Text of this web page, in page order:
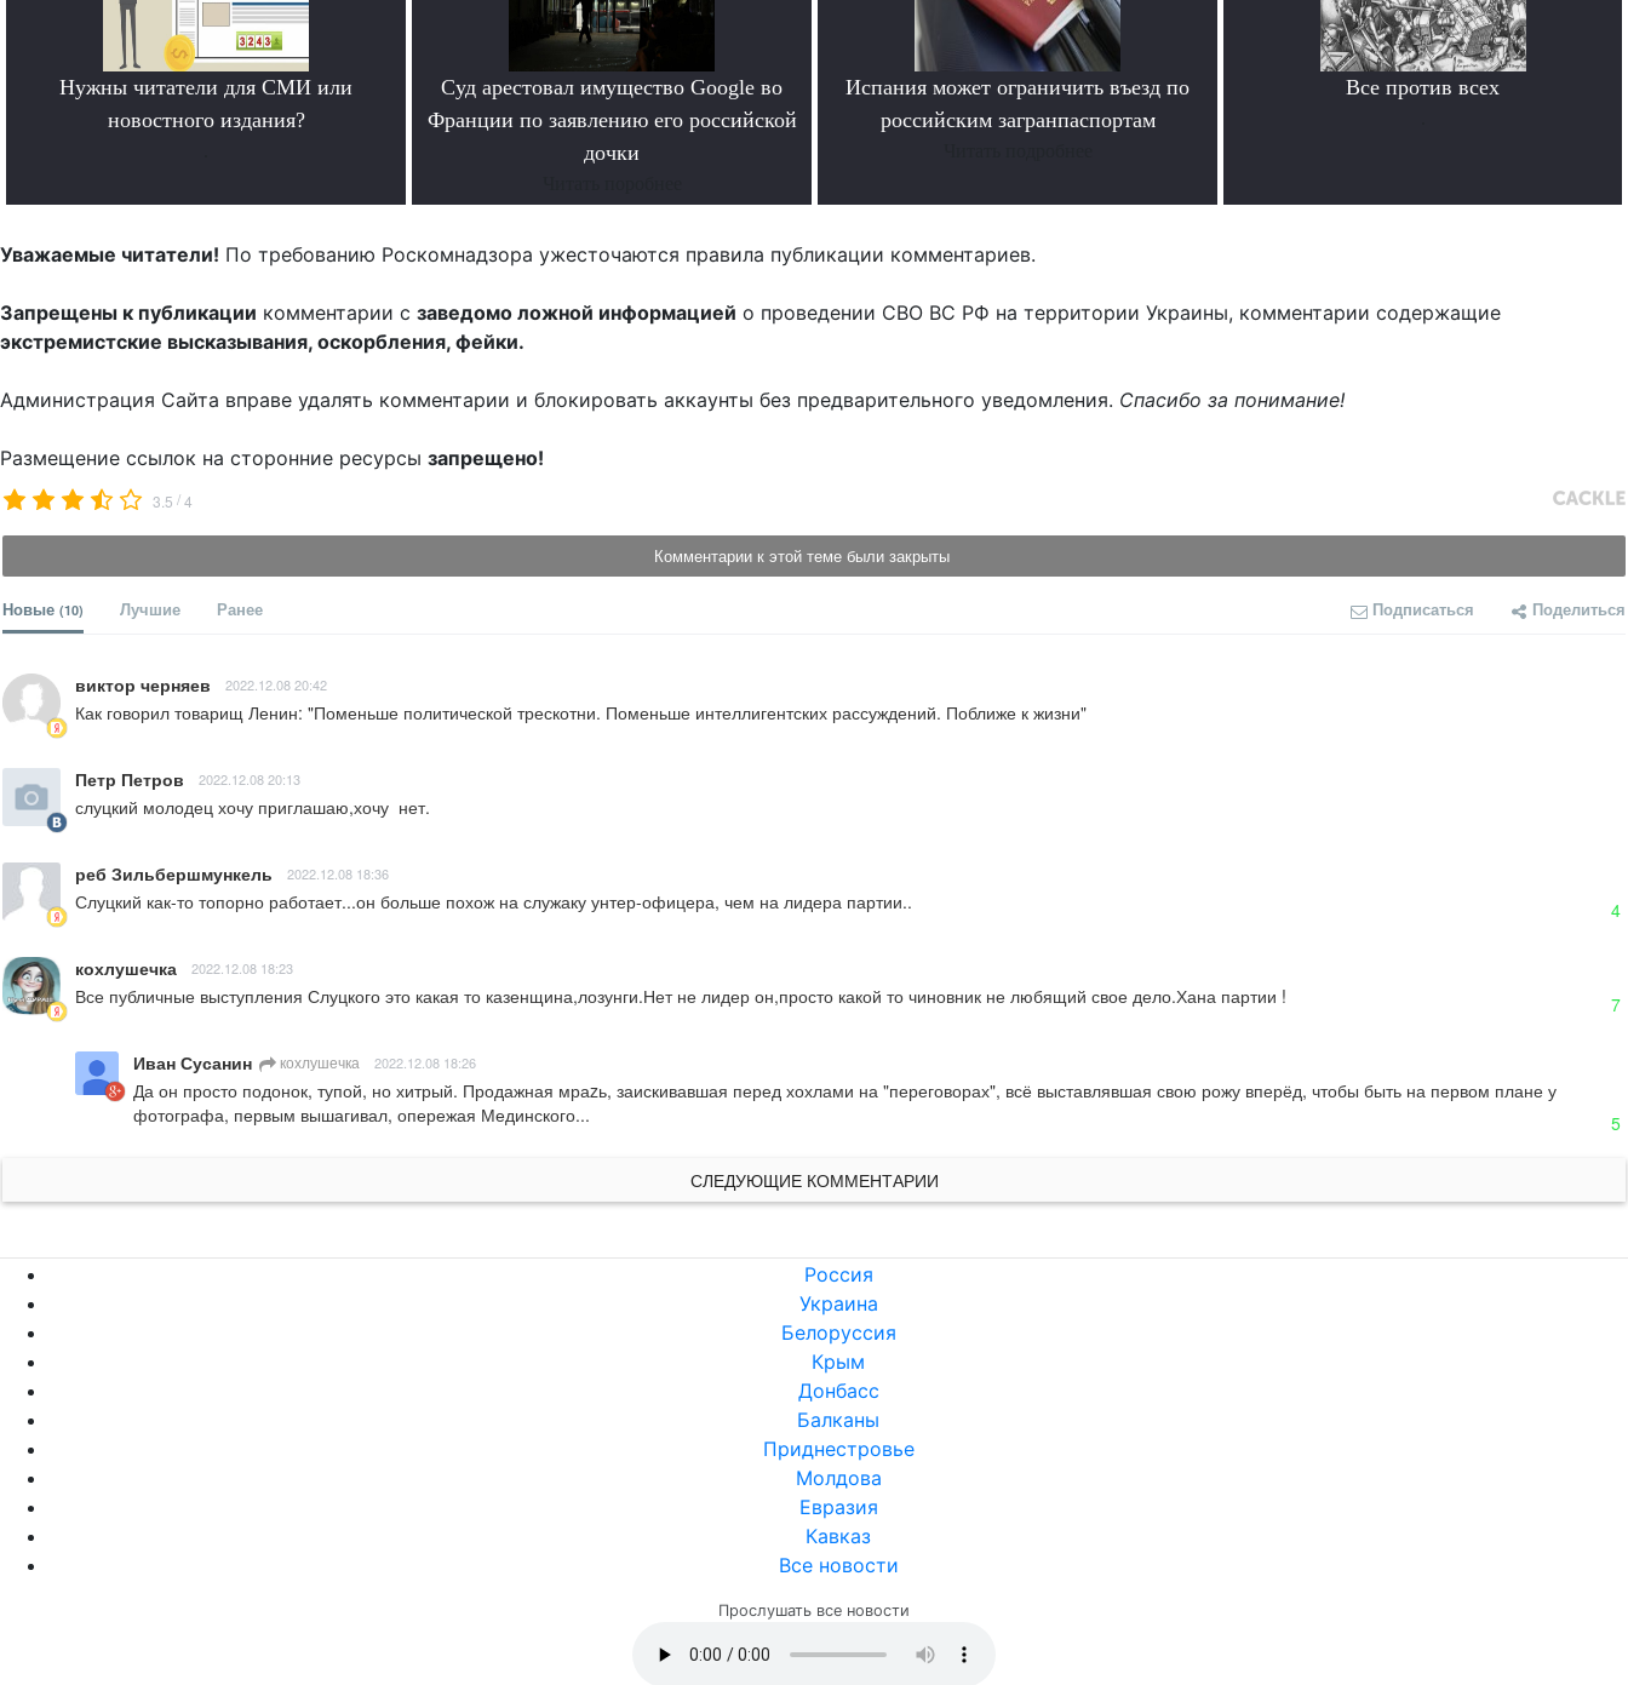
Нужны читатели для СМИ или
новостного издания?
Суд арестовал имущество Google во
Франции по заявлению его российской
дочки
Испания может ограничить въезд по
российским загранпаспортам
Все против всех
Уважаемые читатели! По требованию Роскомнадзора ужесточаются правила публикации комментариев.
Запрещены к публикации комментарии с заведомо ложной информацией о проведении СВО ВС РФ на территории Украины, комментарии содержащие
экстремистские высказывания, оскорбления, фейки.
Администрация Сайта вправе удалять комментарии и блокировать аккаунты без предварительного уведомления. Спасибо за понимание!
Размещение ссылок на сторонние ресурсы запрещено!
3.5 /4
Комментарии к этой теме были закрыты
Новые (10) Лучшие Ранее Подписаться Поделиться
виктор черняев 2022.12.08 20:42
Как говорил товарищ Ленин: "Поменьше политической трескотни. Поменьше интеллигентских рассуждений. Поближе к жизни"
Петр Петров 2022.12.08 20:13
слуцкий молодец хочу приглашаю,хочу  нет.
реб Зильбершмункель 2022.12.08 18:36
Слуцкий как-то топорно работает...он больше похож на служаку унтер-офицера, чем на лидера партии.. 4
кохлушечка 2022.12.08 18:23
Все публичные выступления Слуцкого это какая то казенщина,лозунги.Нет не лидер он,просто какой то чиновник не любящий свое дело.Хана партии ! 7
Иван Сусанин кохлушечка 2022.12.08 18:26
Да он просто подонок, тупой, но хитрый. Продажная мраzь, заискивавшая перед хохлами на "переговорах", всё выставлявшая свою рожу вперёд, чтобы быть на первом плане у
фотографа, первым вышагивал, опережая Мединского...
5
СЛЕДУЮЩИЕ КОММЕНТАРИИ
Россия
Украина
Белоруссия
Крым
Донбасс
Балканы
Приднестровье
Молдова
Евразия
Кавказ
Все новости
Прослушать все новости